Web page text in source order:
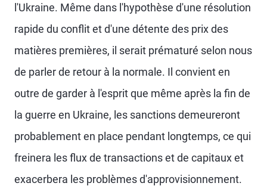
l'Ukraine. Même dans l'hypothèse d'une résolution
rapide du conflit et d'une détente des prix des
matières premières, il serait prématuré selon nous
de parler de retour à la normale. Il convient en
outre de garder à l'esprit que même après la fin de
la guerre en Ukraine, les sanctions demeureront
probablement en place pendant longtemps, ce qui
freinera les flux de transactions et de capitaux et
exacerbera les problèmes d'approvisionnement.